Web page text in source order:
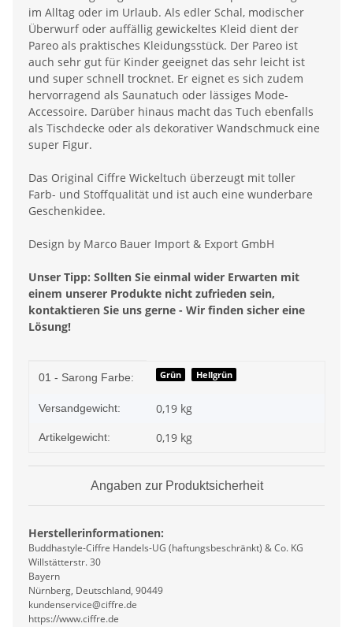
im Alltag oder im Urlaub. Als edler Schal, modischer
Überwurf oder auffällig gewickeltes Kleid dient der
Pareo als praktisches Kleidungsstück. Der Pareo ist
auch sehr gut für Kinder geeignet das sehr leicht ist
und super schnell trocknet. Er eignet es sich zudem
hervorragend als Saunatuch oder lässiges Mode-
Accessoire. Darüber hinaus macht das Tuch ebenfalls
als Tischdecke oder als dekorativer Wandschmuck eine
super Figur.
Das Original Ciffre Wickeltuch überzeugt mit toller
Farb- und Stoffqualität und ist auch eine wunderbare
Geschenkidee.
Design by Marco Bauer Import & Export GmbH
Unser Tipp: Sollten Sie einmal wider Erwarten mit
einem unserer Produkte nicht zufrieden sein,
kontaktieren Sie uns gerne - Wir finden sicher eine
Lösung!
Produkteigenschaft
Wert
01 - Sarong Farbe: Grün Hellgrün
Versandgewicht: 0,19 kg
Artikelgewicht: 0,19 kg
Angaben zur Produktsicherheit
Herstellerinformationen:
Buddhastyle-Ciffre Handels-UG (haftungsbeschränkt) & Co. KG
Willstätterstr. 30
Bayern
Nürnberg, Deutschland, 90449
kundenservice@ciffre.de
https://www.ciffre.de